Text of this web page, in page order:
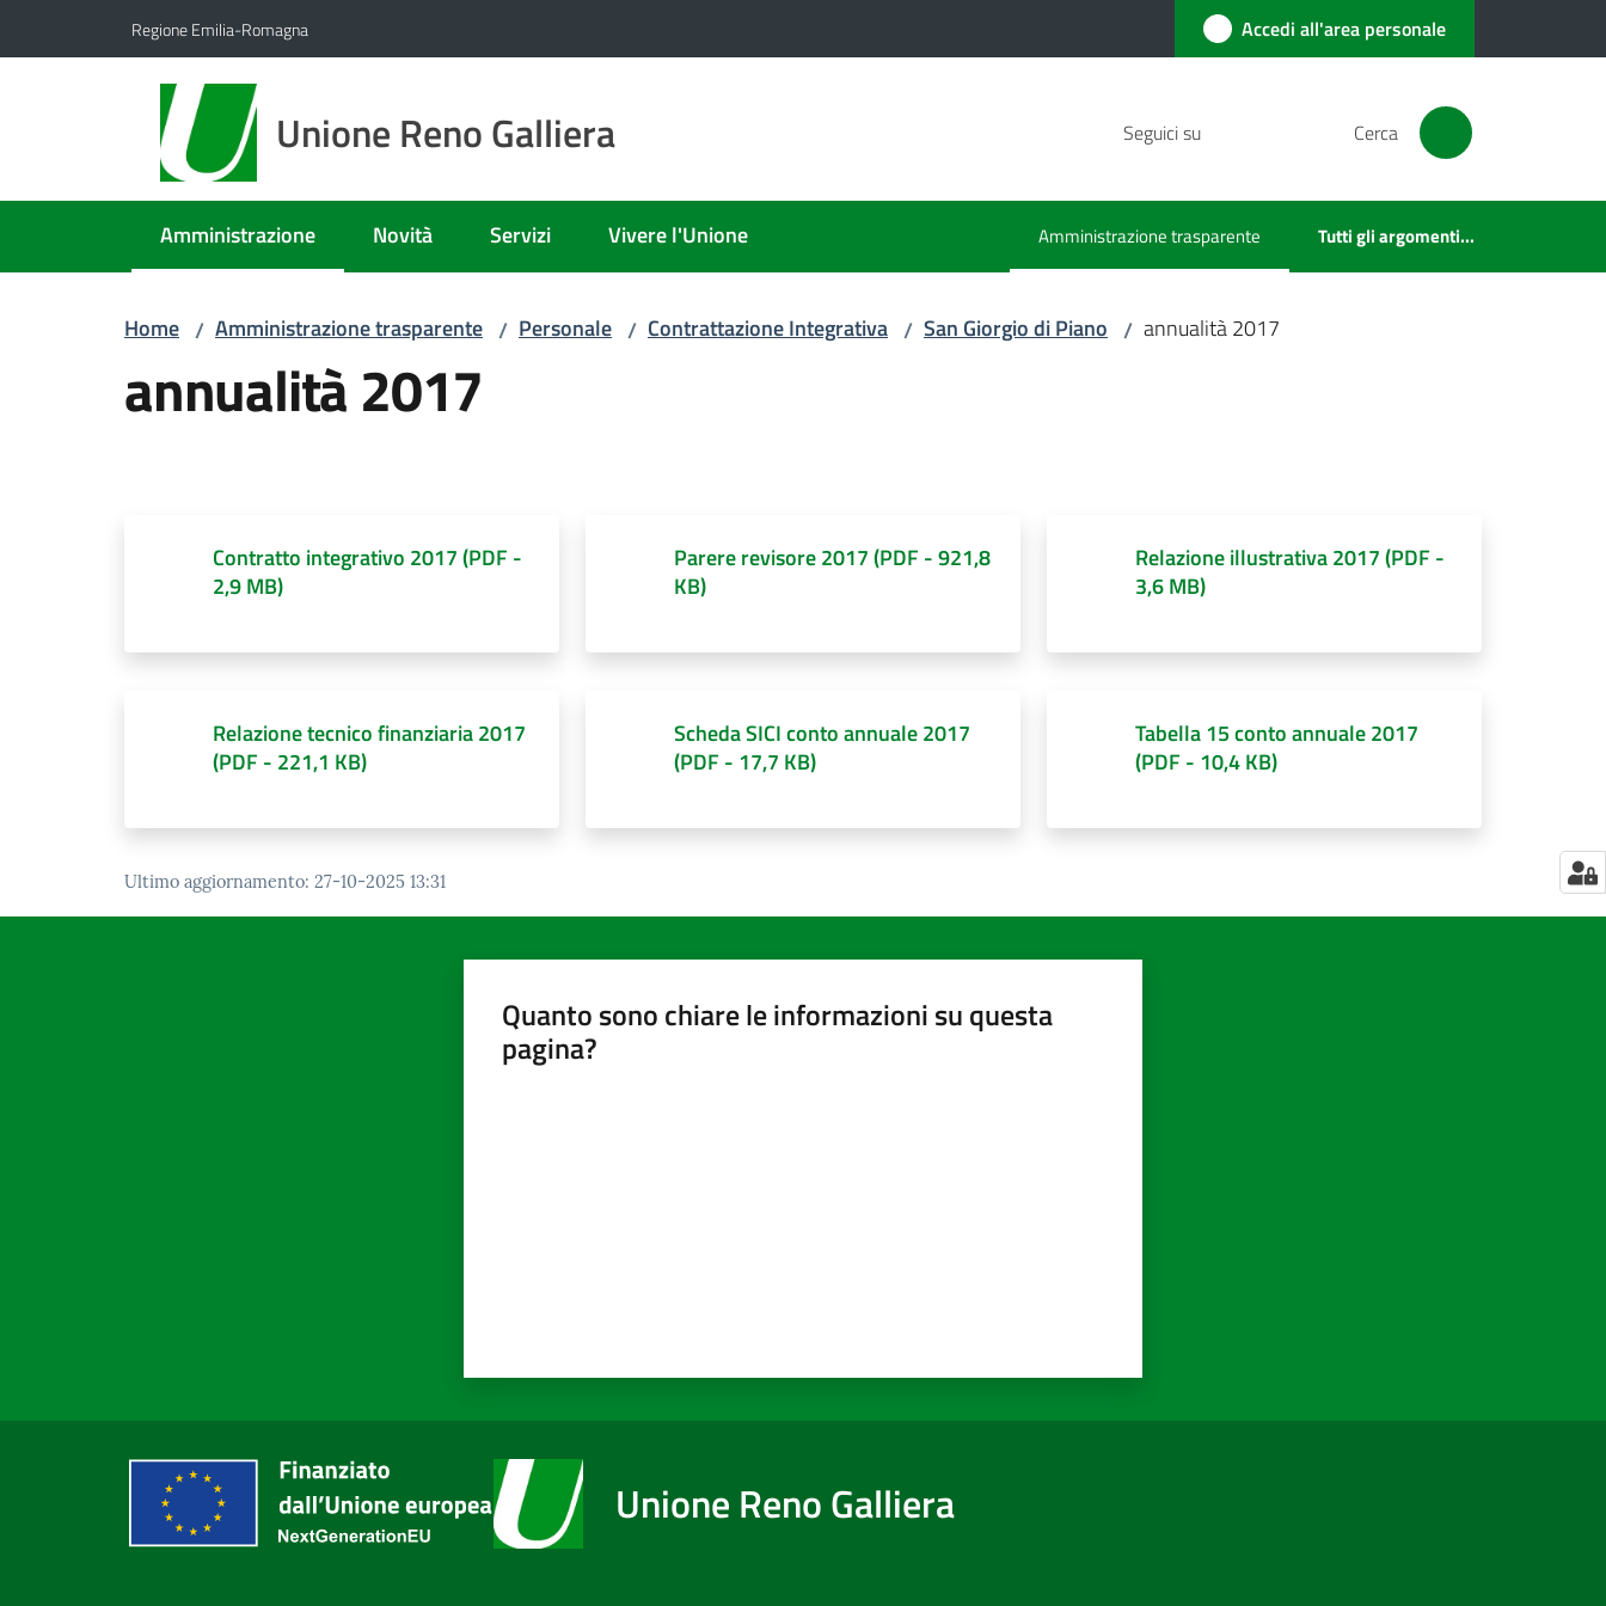
Regione Emilia-Romagna Accedi all'area personale
Unione Reno Galliera Seguici su Cerca
Amministrazione
Menu selezionato Novità Servizi Vivere l'Unione Amministrazione trasparente
Menu selezionato Tutti gli argomenti...
Home / Amministrazione trasparente / Personale / Contrattazione Integrativa / San Giorgio di Piano / annualità 2017
annualità 2017
Contratto integrativo 2017(PDF -
2,9 MB)
Parere revisore 2017(PDF -921,8
KB)
Relazione illustrativa 2017(PDF -
3,6 MB)
Relazione tecnico finanziaria 2017
(PDF - 221,1 KB)
Scheda SICI conto annuale 2017
(PDF - 17,7 KB)
Tabella 15 conto annuale 2017
(PDF - 10,4 KB)
Ultimo aggiornamento: 27-10-2025 13:31
Quanto sono chiare le informazioni su questa
pagina?
Unione Reno Galliera